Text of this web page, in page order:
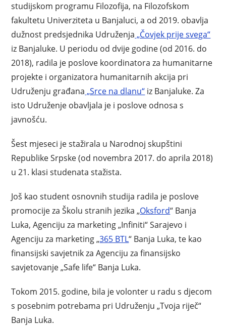
studijskom programu Filozofija, na Filozofskom
fakultetu Univerziteta u Banjaluci, a od 2019. obavlja
dužnost predsjednika Udruženja „Čovjek prije svega“
iz Banjaluke. U periodu od dvije godine (od 2016. do
2018), radila je poslove koordinatora za humanitarne
projekte i organizatora humanitarnih akcija pri
Udruženju građana „Srce na dlanu“ iz Banjaluke. Za
isto Udruženje obavljala je i poslove odnosa s
javnošću.
Šest mjeseci je stažirala u Narodnoj skupštini
Republike Srpske (od novembra 2017. do aprila 2018)
u 21. klasi studenata stažista.
Još kao student osnovnih studija radila je poslove
promocije za Školu stranih jezika „Oksford“ Banja
Luka, Agenciju za marketing „Infiniti“ Sarajevo i
Agenciju za marketing „365 BTL“ Banja Luka, te kao
finansijski savjetnik za Agenciju za finansijsko
savjetovanje „Safe life“ Banja Luka.
Tokom 2015. godine, bila je volonter u radu s djecom
s posebnim potrebama pri Udruženju „Tvoja riječ“
Banja Luka.